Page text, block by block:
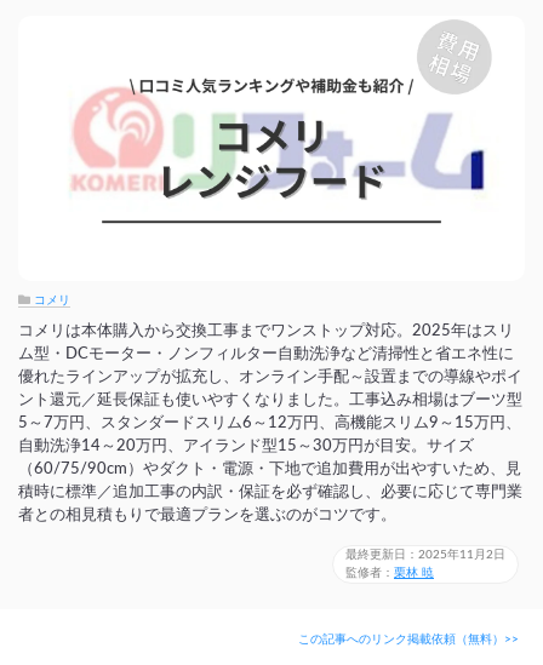
コメリ
コメリは本体購入から交換工事までワンストップ対応。2025年はスリ
ム型・DCモーター・ノンフィルター自動洗浄など清掃性と省エネ性に
優れたラインアップが拡充し、オンライン手配～設置までの導線やポイ
ント還元／延長保証も使いやすくなりました。工事込み相場はブーツ型
5～7万円、スタンダードスリム6～12万円、高機能スリム9～15万円、
自動洗浄14～20万円、アイランド型15～30万円が目安。サイズ
（60/75/90cm）やダクト・電源・下地で追加費用が出やすいため、見
積時に標準／追加工事の内訳・保証を必ず確認し、必要に応じて専門業
者との相見積もりで最適プランを選ぶのがコツです。
最終更新日：2025年11月2日
監修者： 栗林 暁
この記事へのリンク掲載依頼（無料）>>